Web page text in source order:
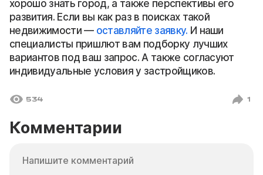
хорошо знать город, а также перспективы его
развития. Если вы как раз в поисках такой
недвижимости — оставляйте заявку. И наши
специалисты пришлют вам подборку лучших
вариантов под ваш запрос. А также согласуют
индивидуальные условия у застройщиков.
534 1
Комментарии